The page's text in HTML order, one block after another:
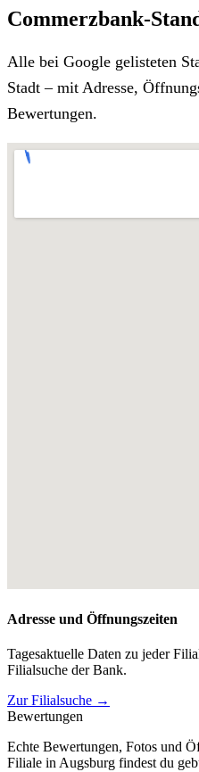
Commerzbank-
Alle bei Google gelisteten
Stadt – mit Adresse,
Bewertungen.
Adresse und Öffnungszeiten
Tagesaktuelle Daten zu jeder
Filialsuche der Bank.
Zur Filialsuche →
Bewertungen
Echte Bewertungen, Fotos und
Filiale in Augsburg findest du